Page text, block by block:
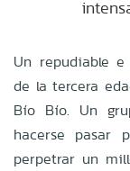
Un repudiable
de la tercera
Bío Bío. Un
hacerse pasar
perpetrar un